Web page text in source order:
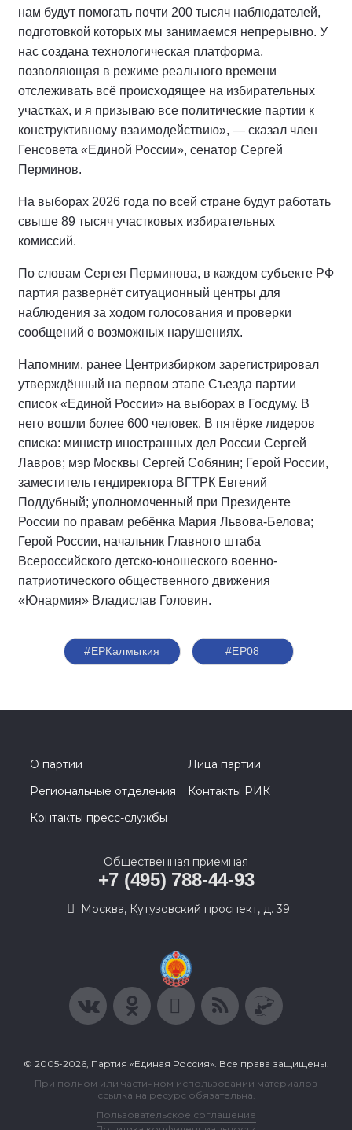
нам будут помогать почти 200 тысяч наблюдателей,
подготовкой которых мы занимаемся непрерывно. У
нас создана технологическая платформа,
позволяющая в режиме реального времени
отслеживать всё происходящее на избирательных
участках, и я призываю все политические партии к
конструктивному взаимодействию», — сказал член
Генсовета «Единой России», сенатор Сергей
Перминов.
На выборах 2026 года по всей стране будут работать
свыше 89 тысяч участковых избирательных
комиссий.
По словам Сергея Перминова, в каждом субъекте РФ
партия развернёт ситуационный центры для
наблюдения за ходом голосования и проверки
сообщений о возможных нарушениях.
Напомним, ранее Центризбирком зарегистрировал
утверждённый на первом этапе Съезда партии
список «Единой России» на выборах в Госдуму. В
него вошли более 600 человек. В пятёрке лидеров
списка: министр иностранных дел России Сергей
Лавров; мэр Москвы Сергей Собянин; Герой России,
заместитель гендиректора ВГТРК Евгений
Поддубный; уполномоченный при Президенте
России по правам ребёнка Мария Львова-Белова;
Герой России, начальник Главного штаба
Всероссийского детско-юношеского военно-
патриотического общественного движения
«Юнармия» Владислав Головин.
#ЕРКалмыкия #ЕР08
О партии
Лица партии
Региональные отделения
Контакты РИК
Контакты пресс-службы
Общественная приемная
+7 (495) 788-44-93
Москва, Кутузовский проспект, д. 39
© 2005-2026, Партия «Единая Россия». Все права защищены.
При полном или частичном использовании материалов
ссылка на ресурс обязательна.
Пользовательское соглашение